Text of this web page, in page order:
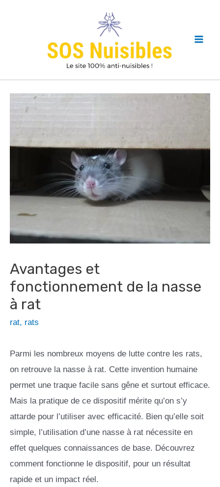
Avantages et
fonctionnement de la nasse
à rat
rat, rats
Parmi les nombreux moyens de lutte contre les rats,
on retrouve la nasse à rat. Cette invention humaine
permet une traque facile sans gêne et surtout efficace.
Mais la pratique de ce dispositif mérite qu’on s’y
attarde pour l’utiliser avec efficacité. Bien qu’elle soit
simple, l’utilisation d’une nasse à rat nécessite en
effet quelques connaissances de base. Découvrez
comment fonctionne le dispositif, pour un résultat
rapide et un impact réel.